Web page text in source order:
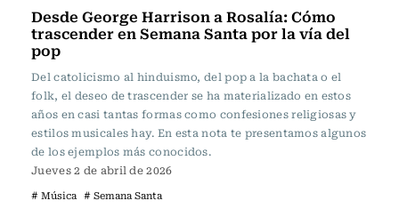
Desde George Harrison a Rosalía: Cómo
trascender en Semana Santa por la vía del
pop
Del catolicismo al hinduismo, del pop a la bachata o el
folk, el deseo de trascender se ha materializado en estos
años en casi tantas formas como confesiones religiosas y
estilos musicales hay. En esta nota te presentamos algunos
de los ejemplos más conocidos.
Jueves 2 de abril de 2026
# Música # Semana Santa